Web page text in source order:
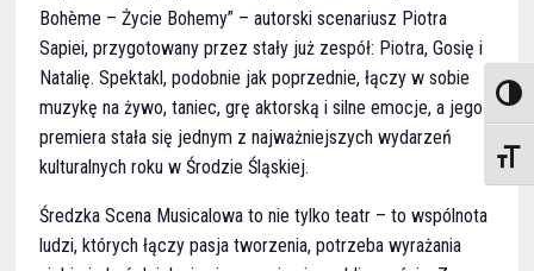
Bohème – Życie Bohemy” – autorski scenariusz Piotra
Sapiei, przygotowany przez stały już zespół: Piotra, Gosię i
Natalię. Spektakl, podobnie jak poprzednie, łączy w sobie
muzykę na żywo, taniec, grę aktorską i silne emocje, a jego
premiera stała się jednym z najważniejszych wydarzeń
kulturalnych roku w Środzie Śląskiej.
Średzka Scena Musicalowa to nie tylko teatr – to wspólnota
ludzi, których łączy pasja tworzenia, potrzeba wyrażania